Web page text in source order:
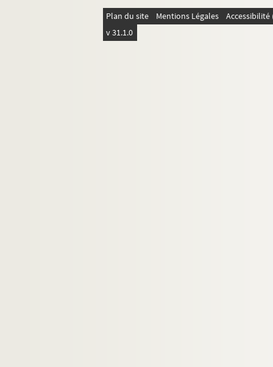
Plan du site Mentions Légales
v 31.1.0